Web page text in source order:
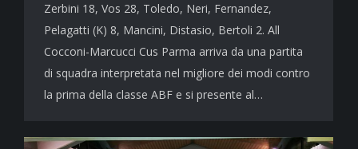
Zerbini 18, Vos 28, Toledo, Neri, Fernandez,
Pelagatti (K) 8, Mancini, Distasio, Bertoli 2. All
Cocconi-Marcucci Cus Parma arriva da una partita
di squadra interpretata nel migliore dei modi contro
la prima della classe ABF e si presente al…